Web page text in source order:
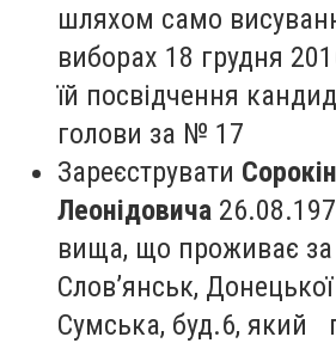
шляхом само
виборах 18 грудня
їй посвідчення
голови за № 17
Зареєструвати
Леонідовича
вища, що проживає
Слов’янськ,
Сумська, буд.6, який